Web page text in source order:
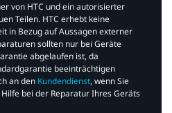
von HTC und ein autorisierter
Teilen. HTC erhebt keine
in Bezug auf Aussagen externer
sollten nur bei Geräte
abgelaufen ist, da
beeinträchtigen
an den Kundendienst, wenn Sie
bei der Reparatur Ihres Geräts